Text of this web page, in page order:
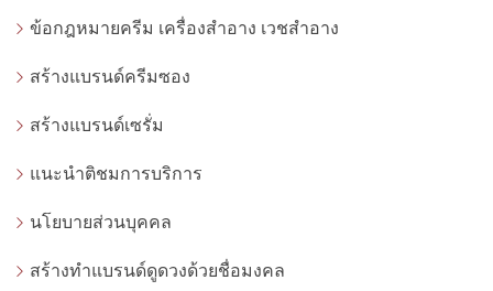
ข้อกฎหมายครีม เครื่องสำอาง เวชสำอาง
สร้างแบรนด์ครีมซอง
สร้างแบรนด์เซรั่ม
แนะนำติชมการบริการ
นโยบายส่วนบุคคล
สร้างทำแบรนด์ดูดวงด้วยชื่อมงคล